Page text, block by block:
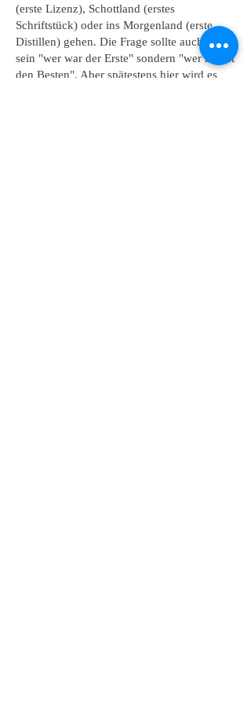
(erste Lizenz), Schottland (erstes
Schriftstück) oder ins Morgenland (erste
Distillen) gehen. Die Frage sollte auch nicht
sein "wer war der Erste" sondern "wer macht
den Besten". Aber spätestens hier wird es